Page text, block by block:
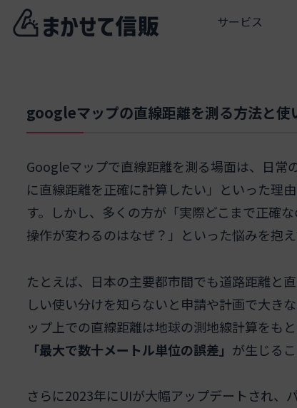
サービス
googleマップの直線距離を測る方法と使
Googleマップで直線距離を測る場面は、日常
に直線距離を正確に計算したい」といった理
す。しかし、多くの方が「実際どこまで正確
操作が変わるのはなぜ？」といった悩みを抱え
たとえば、日本の主要都市間でも道路距離と
しい使い分けを知らないと申請や計画で大き
ップ上での直線距離は地球の測地線計算をも
「最大で数十メートル単位の誤差」 が生じる
さらに2023年にUIが大幅アップデートされ、